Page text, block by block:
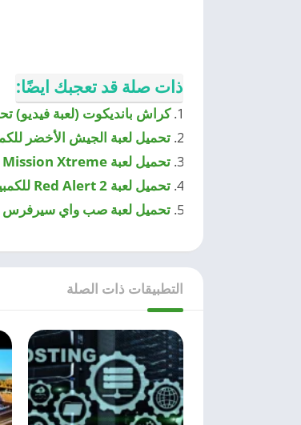
ذات صلة قد تعجبك ايضًا:
كراش بانديكوت (لعبة فيديو)
تحميل لعبة الجيش الأخضر
تحميل لعبة Action Man: Mission Xtreme للكمبيوتر كاملة 2023
تحميل لعبة Red Alert 2 للكمبيوتر من ميديا فاير ويندوز 10
تحميل لعبة صب واي سيرفرس للكمبيوتر 2023
التطبيقات ذات الصلة